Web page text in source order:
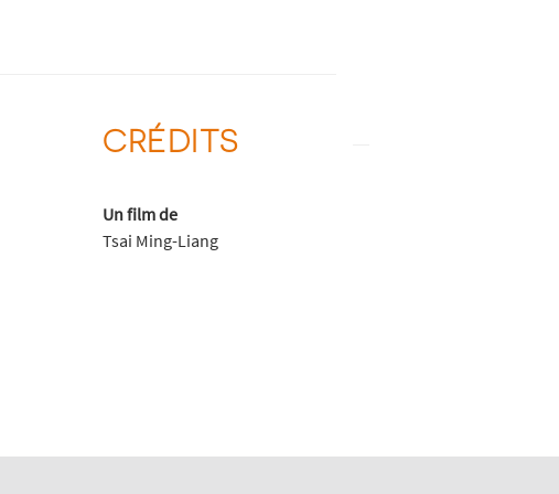
CRÉDITS
Un film de
Tsai Ming-Liang